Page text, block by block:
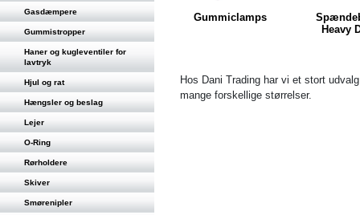
Gasdæmpere
Gummistropper
Haner og kugleventiler for
lavtryk
Hjul og rat
Hængsler og beslag
Lejer
O-Ring
Rørholdere
Skiver
Smørenipler
Gummiclamps
Heavy
Hos Dani Trading har vi et stort
mange forskellige størrelser.